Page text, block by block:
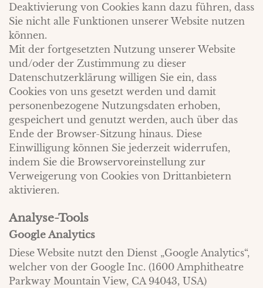
Deaktivierung von Cookies kann dazu führen, dass
Sie nicht alle Funktionen unserer Website nutzen
können.
Mit der fortgesetzten Nutzung unserer Website
und/oder der Zustimmung zu dieser
Datenschutzerklärung willigen Sie ein, dass
Cookies von uns gesetzt werden und damit
personenbezogene Nutzungsdaten erhoben,
gespeichert und genutzt werden, auch über das
Ende der Browser-Sitzung hinaus. Diese
Einwilligung können Sie jederzeit widerrufen,
indem Sie die Browservoreinstellung zur
Verweigerung von Cookies von Drittanbietern
aktivieren.
Analyse-Tools
Google Analytics
Diese Website nutzt den Dienst „Google Analytics“,
welcher von der Google Inc. (1600 Amphitheatre
Parkway Mountain View, CA 94043, USA)